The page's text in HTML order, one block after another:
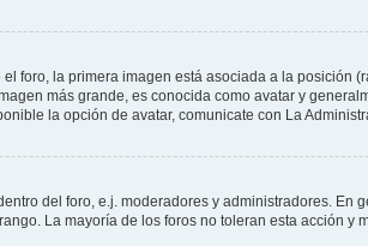
foro, la primera imagen está asociada a la posición
más grande, es conocida como avatar y
la opción de avatar, comunicate con La
del foro, e.j. moderadores y administradores. En
La mayoría de los foros no toleran esta acción y